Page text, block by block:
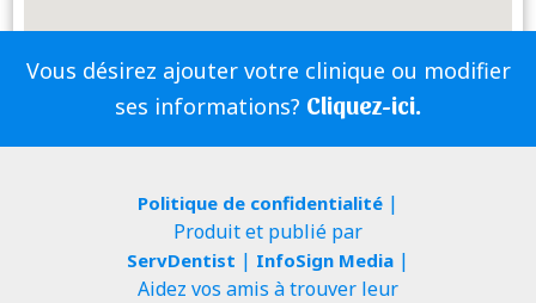
Vous désirez ajouter votre clinique ou modifier
ses informations? Cliquez-ici.
Politique de confidentialité|
Produit et publié par
ServDentist | InfoSign Media|
Aidez vos amis à trouver leur